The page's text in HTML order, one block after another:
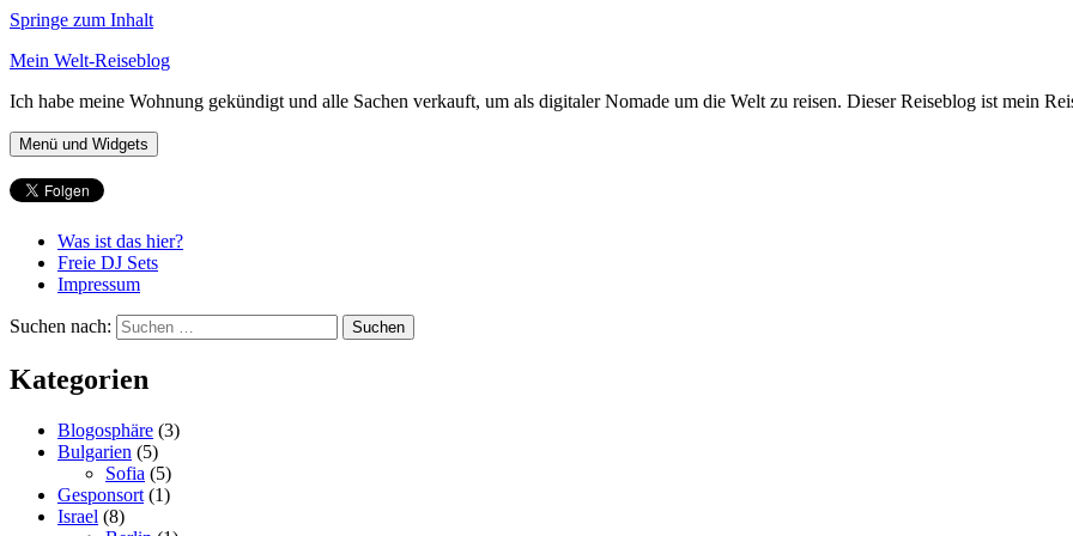
Springe zum Inhalt
Mein Welt-Reiseblog
Ich habe meine Wohnung gekündigt und alle Sachen verkauft, um als digitaler Nomade um die Welt zu reisen. Dieser Reiseblog ist mein
Menü und Widgets
Was ist das hier?
Freie DJ Sets
Impressum
Suchen nach:
Kategorien
Blogosphäre (3)
Bulgarien (5)
Sofia (5)
Gesponsort (1)
Israel (8)